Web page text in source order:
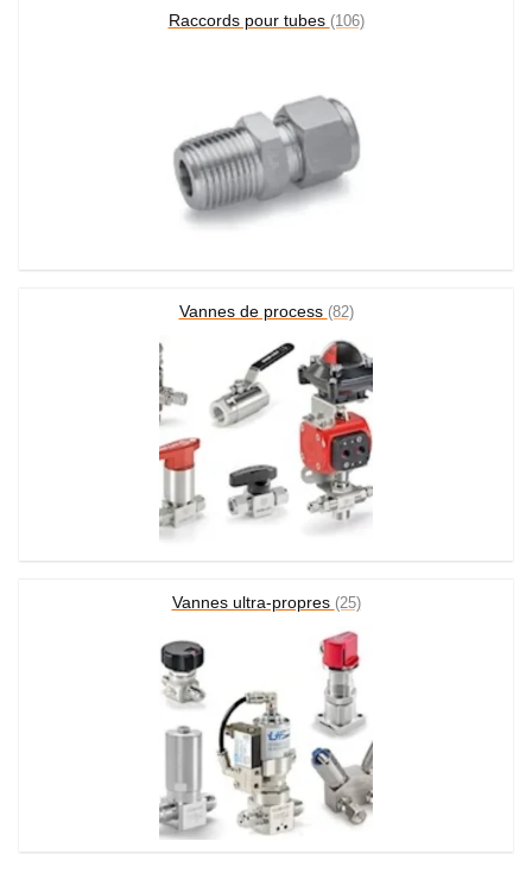
Raccords pour tubes (106)
Vannes de process (82)
Vannes ultra-propres (25)